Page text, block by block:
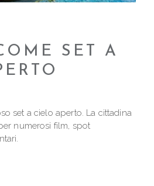
SET A
set a cielo aperto. La cittadina
numerosi film, spot